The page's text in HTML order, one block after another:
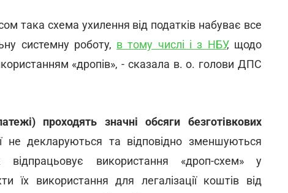
така схема ухилення від податків набуває все
системну роботу, в тому числі і з НБУ, щодо
«дропів», - сказала в. о. голови ДПС
проходять значні обсяги безготівкових
не декларуються та відповідно зменшуються
використання «дроп-схем» у
їх використання для легалізації коштів від